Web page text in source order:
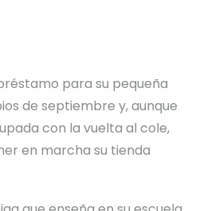
para su pequeña
de septiembre y, aunque
con la vuelta al cole,
en marcha su tienda